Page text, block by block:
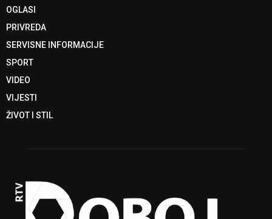
OGLASI
PRIVREDA
SERVISNE INFORMACIJE
SPORT
VIDEO
VIJESTI
ŽIVOT I STIL